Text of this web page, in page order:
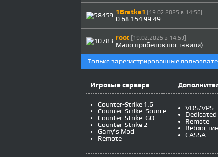
1Bratka1 [19.02.2025 в 14:56]
0 68 154 99 49
root [19.02.2025 в 14:59]
Мало пробелов поставили)
Только зарегистрированные
Игровые сервера
Counter-Strike 1.6
Counter-Strike: Source
Counter-Strike: GO
Counter-Strike 2
Garry's Mod
Remote
VDS/VPS
Dedicated
Remote
CASSA